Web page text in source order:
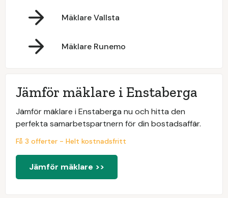
Mäklare Vallsta
Mäklare Runemo
Jämför mäklare i Enstaberga
Jämför mäklare i Enstaberga nu och hitta den
perfekta samarbetspartnern för din bostadsaffär.
Få 3 offerter - Helt kostnadsfritt
Jämför mäklare >>